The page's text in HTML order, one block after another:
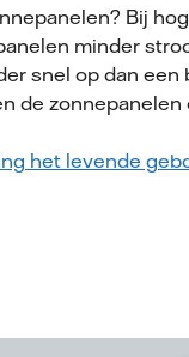
Bij
minder
snel op dan een
de zonnepanelen
het levende